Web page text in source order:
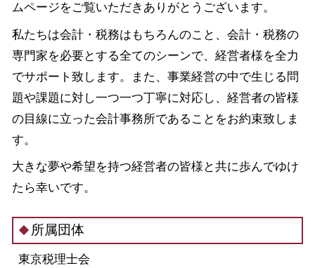
ムページをご覧いただきありがとうございます。
私たちは会計・税務はもちろんのこと、会計・税務の
専門家を必要とする全てのシーンで、経営者様を全力
でサポート致します。また、事業経営の中で生じる問
題や課題に対し一つ一つ丁寧に対応し、経営者の皆様
の目線に立った会計事務所であることをお約束致しま
す。
大きな夢や希望を持つ経営者の皆様と共に歩んでゆけ
たら幸いです。
所属団体
東京税理士会